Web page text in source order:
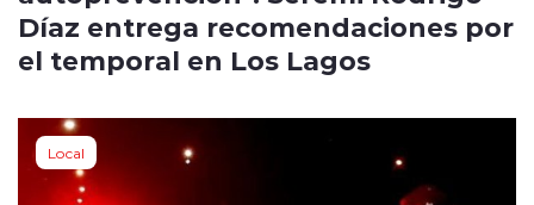
Díaz entrega recomendaciones por
el temporal en Los Lagos
Local